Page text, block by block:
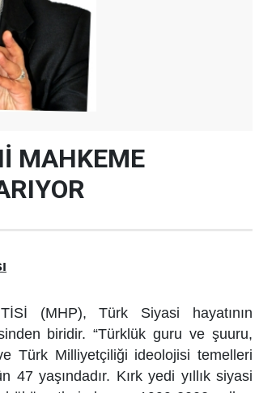
MAHKEME
(MHP), Türk Siyasi hayatının
biridir. “Türklük guru ve şuuru,
Türk Milliyetçiliği ideolojisi temelleri
yaşındadır. Kırk yedi yıllık siyasi